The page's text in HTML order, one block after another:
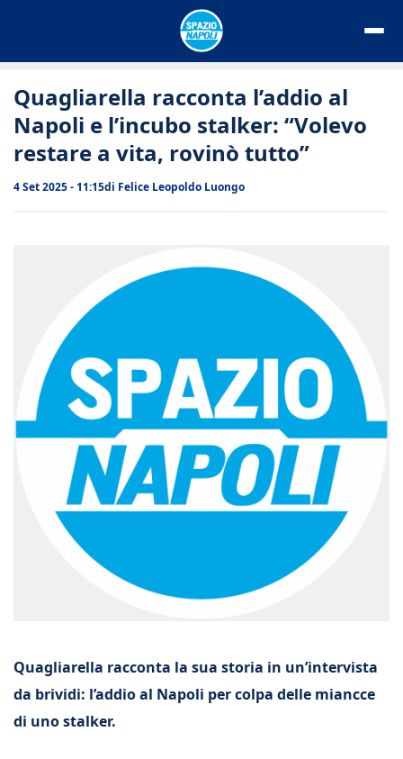
Quagliarella racconta l’addio al
Napoli e l’incubo stalker: “Volevo
restare a vita, rovinò tutto”
4 Set 2025 - 11:15di Felice Leopoldo Luongo
Quagliarella racconta la sua storia in un’intervista
da brividi: l’addio al Napoli per colpa delle miancce
di uno stalker.